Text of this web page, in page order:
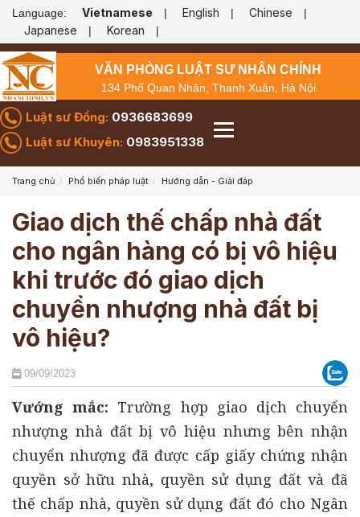
Language: Vietnamese | English | Chinese |
Japanese | Korean |
VĂN PHÒNG LUẬT SƯ NHÂN CHÍNH
134 Phố Quan Nhân, Thanh Xuân, Hà Nội
Luật sư Đồng: 0936683699
Luật sư Khuyên: 0983951338
Trang chủ Phổ biến pháp luật Hướng dẫn - Giải đáp
Giao dịch thế chấp nhà đất
cho ngân hàng có bị vô hiệu
khi trước đó giao dịch
chuyển nhượng nhà đất bị
vô hiệu?
09/09/2023
Vướng mắc: Trường hợp giao dịch chuyển
nhượng nhà đất bị vô hiệu nhưng bên nhận
chuyển nhượng đã được cấp giấy chứng nhận
quyền sở hữu nhà, quyền sử dụng đất và đã
thế chấp nhà, quyền sử dụng đất đó cho Ngân